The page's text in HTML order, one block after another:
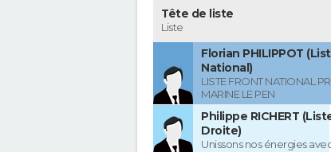
Tête de liste
Liste
Florian PHILIPPOT
National)
LISTE FRONT NATIONAL
MARINE LE PEN
Philippe RICHERT
Droite)
Unissons nos énergies